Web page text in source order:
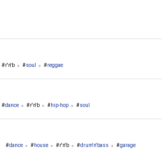
r'n'b soul reggae
dance r'n'b hip-hop soul
dance house r'n'b drum'n'bass garage